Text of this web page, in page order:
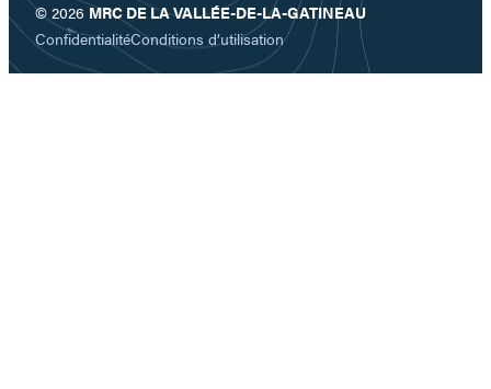
© 2026 MRC DE LA VALLÉE-DE-LA-GATINEAU
ConfidentialitéConditions d’utilisation